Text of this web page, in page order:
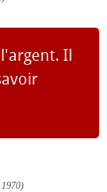
Il